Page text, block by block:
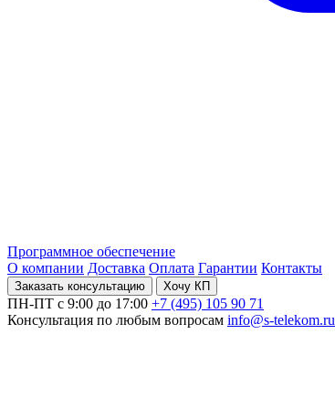
Программное обеспечение
О компании Доставка Оплата Гарантии Контакты
Заказать консультацию Хочу КП
ПН-ПТ с 9:00 до 17:00 +7 (495) 105 90 71
Консультация по любым вопросам info@s-telekom.ru